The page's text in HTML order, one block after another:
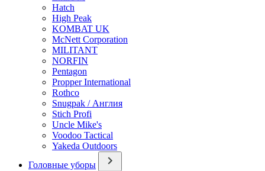
Hatch
High Peak
KOMBAT UK
McNett Corporation
MILITANT
NORFIN
Pentagon
Propper International
Rothco
Snugpak / Англия
Stich Profi
Uncle Mike's
Voodoo Tactical
Yakeda Outdoors
Головные уборы